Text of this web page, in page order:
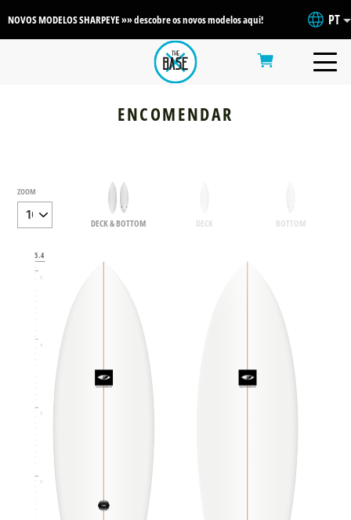
NOVOS MODELOS SHARPEYE »» descobre os novos modelos aqui! PT
ENCOMENDAR
ZOOM
DECK & BOTTOM DECK BOTTOM
5.4
2
3
4
5